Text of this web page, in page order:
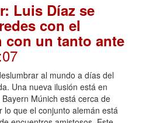
Luis Díaz se
con el
con un tanto ante
al mundo a días del
Una nueva ilusión está en
Múnich está cerca de
que el conjunto alemán está